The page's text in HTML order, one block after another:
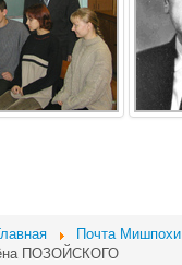
Почта Мишпохи
ПОЗОЙСКОГО